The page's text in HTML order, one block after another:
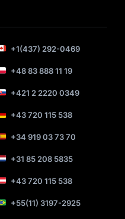
+1(437) 292-0469
+48 83 888 11 19
+421 2 2220 0349
+43 720 115 538
+34 919 03 73 70
+31 85 208 5835
+43 720 115 538
+55(11) 3197-2925